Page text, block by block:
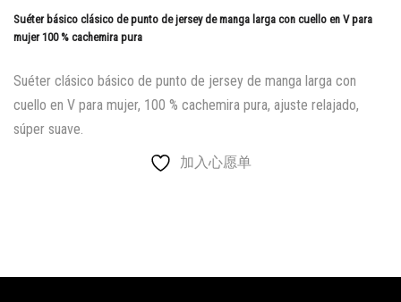
Suéter básico clásico de punto de jersey de manga larga con cuello en V para
mujer 100 % cachemira pura
Suéter clásico básico de punto de jersey de manga larga con
cuello en V para mujer, 100 % cachemira pura, ajuste relajado,
súper suave.
加入心愿单